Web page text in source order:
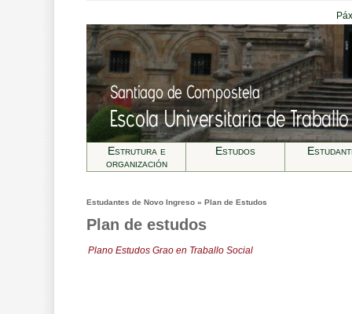
Estrutura e
organización
Estudos
Estudantes de Novo Ingreso » Plan de Estudos
Plan de estudos
Plano Estudos Grao en Traballo Social